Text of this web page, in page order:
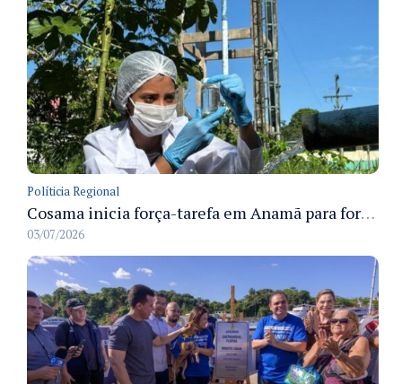
Políticia Regional
Cosama inicia força-tarefa em Anamã para fortalecer abastecimento de água e segurança hídrica da população
03/07/2026